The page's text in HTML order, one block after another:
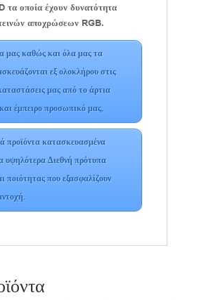
τα οποία έχουν δυνατότητα
αποχρώσεων RGB.
μας καθώς και όλα μας τα
εξ ολοκλήρου στις
μας από το άρτια
έμπειρο προσωπικό μας,
προϊόντα κατασκευασμένα
υψηλότερα Διεθνή πρότυπα
ποιότητας που εξασφαλίζουν